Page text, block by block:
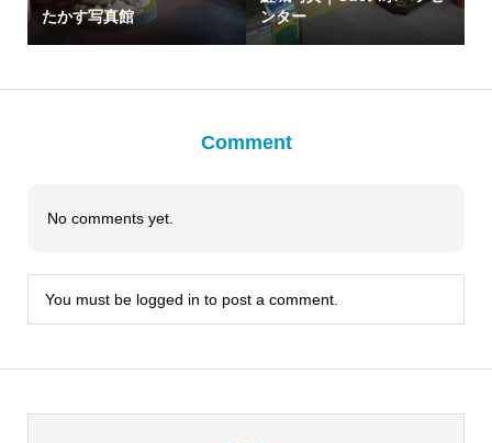
たかす写真館
ンター
Comment
No comments yet.
You must be logged in to post a comment.